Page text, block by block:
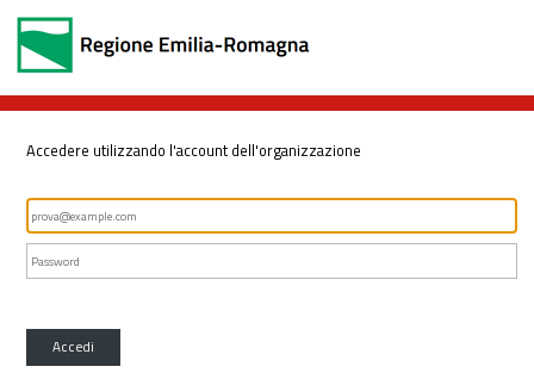
Accedere utilizzando l'account dell'organizzazione
Accedi